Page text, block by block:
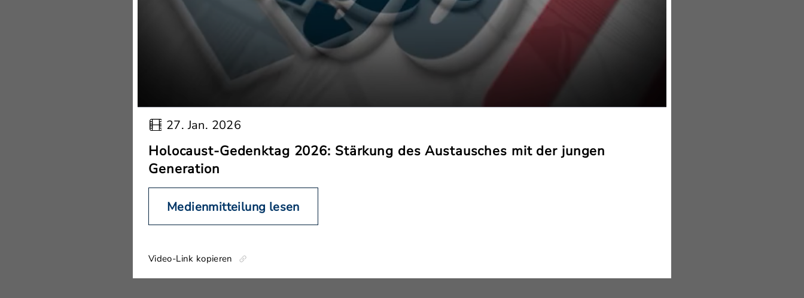
27. Jan. 2026
Holocaust-Gedenktag 2026: Stärkung des Austausches mit der jungen
Generation
Medienmitteilung lesen
Video-Link kopieren